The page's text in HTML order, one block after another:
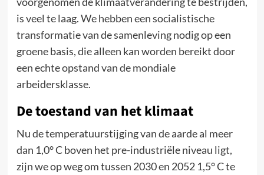
is veel te laag. We hebben een socialistische
transformatie van de samenleving nodig op een
groene basis, die alleen kan worden bereikt door
een echte opstand van de mondiale
arbeidersklasse.
De toestand van het klimaat
Nu de temperatuurstijging van de aarde al meer
dan 1,0° C boven het pre-industriële niveau ligt,
zijn we op weg om tussen 2030 en 2052 1,5° C te